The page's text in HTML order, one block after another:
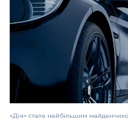
«Дія» стала найбільшим